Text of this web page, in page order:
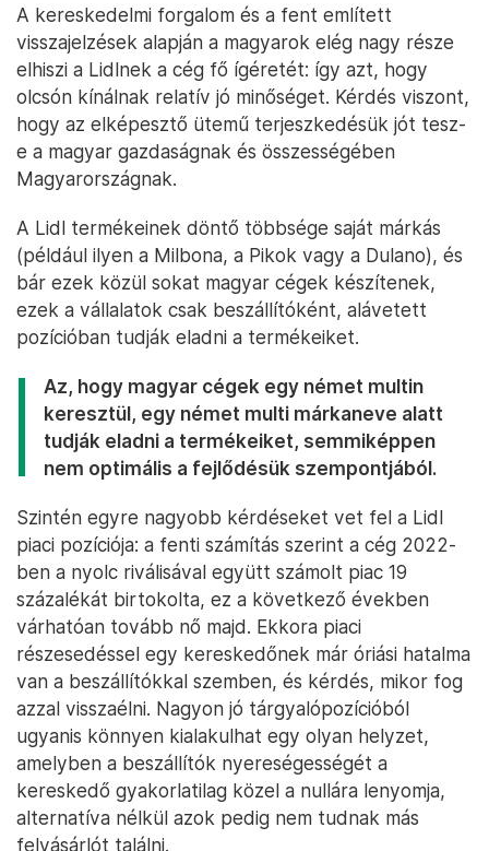
A kereskedelmi forgalom és a fent említett
visszajelzések alapján a magyarok elég nagy része
elhiszi a Lidlnek a cég fő ígéretét: így azt, hogy
olcsón kínálnak relatív jó minőséget. Kérdés viszont,
hogy az elképesztő ütemű terjeszkedésük jót tesz-
e a magyar gazdaságnak és összességében
Magyarországnak.
A Lidl termékeinek döntő többsége saját márkás
(például ilyen a Milbona, a Pikok vagy a Dulano), és
bár ezek közül sokat magyar cégek készítenek,
ezek a vállalatok csak beszállítóként, alávetett
pozícióban tudják eladni a termékeiket.
Az, hogy magyar cégek egy német multin
keresztül, egy német multi márkaneve alatt
tudják eladni a termékeiket, semmiképpen
nem optimális a fejlődésük szempontjából.
Szintén egyre nagyobb kérdéseket vet fel a Lidl
piaci pozíciója: a fenti számítás szerint a cég 2022-
ben a nyolc riválisával együtt számolt piac 19
százalékát birtokolta, ez a következő években
várhatóan tovább nő majd. Ekkora piaci
részesedéssel egy kereskedőnek már óriási hatalma
van a beszállítókkal szemben, és kérdés, mikor fog
azzal visszaélni. Nagyon jó tárgyalópozícióból
ugyanis könnyen kialakulhat egy olyan helyzet,
amelyben a beszállítók nyereségességét a
kereskedő gyakorlatilag közel a nullára lenyomja,
alternatíva nélkül azok pedig nem tudnak más
felvásárlót találni.